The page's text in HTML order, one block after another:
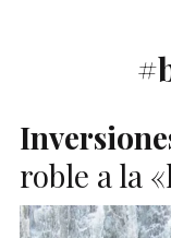
roble a la